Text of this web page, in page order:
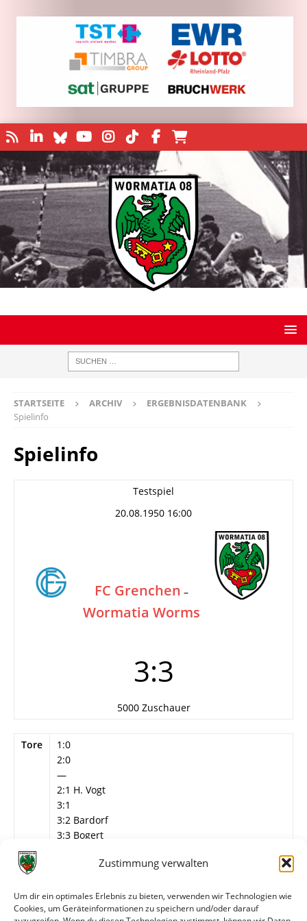
Zustimmung verwalten
Um dir ein optimales Erlebnis zu bieten, verwenden wir Technologien wie
Cookies, um Geräteinformationen zu speichern und/oder darauf
STARTSEITE ARCHIV
ERGEBNISDATENBANK
Spielinfo
Spielinfo
Testspiel
20.08.1950 16:00
FC Grenchen –
Wormatia Worms
3:3
5000 Zuschauer
Tore
1:0
2:0
—
2:1 H. Vogt
3:1
3:2 Bardorf
3:3 Bogert
Info
Stadioneinweihung des SV 08 Laufenburg
Hölz – Mechnig, H. Kern – M. Kiefer, Selbert, H.
Vogt – E. Vogt, Blankenberger (46. A. Fink),